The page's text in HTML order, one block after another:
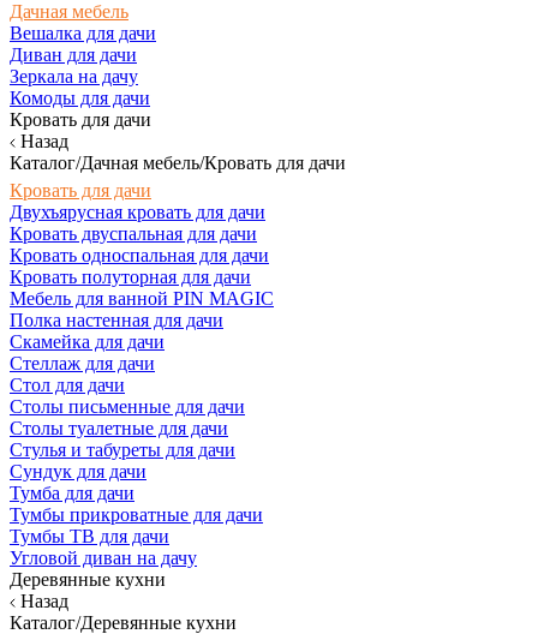
Дачная мебель
Вешалка для дачи
Диван для дачи
Зеркала на дачу
Комоды для дачи
Кровать для дачи
Назад
Каталог/Дачная мебель/Кровать для дачи
Кровать для дачи
Двухъярусная кровать для дачи
Кровать двуспальная для дачи
Кровать односпальная для дачи
Кровать полуторная для дачи
Мебель для ванной PIN MAGIC
Полка настенная для дачи
Скамейка для дачи
Стеллаж для дачи
Стол для дачи
Столы письменные для дачи
Столы туалетные для дачи
Стулья и табуреты для дачи
Сундук для дачи
Тумба для дачи
Тумбы прикроватные для дачи
Тумбы ТВ для дачи
Угловой диван на дачу
Деревянные кухни
Назад
Каталог/Деревянные кухни